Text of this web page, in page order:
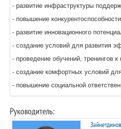
- развитие инфраструктуры
- повышение
- развитие инновационного
- создание условий для развития
- проведение обучений, тренингов
- создание комфортных условий
- повышение социальной
Руководитель: